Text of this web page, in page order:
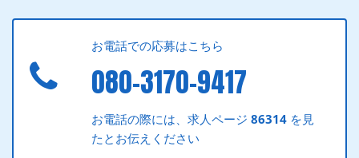
お電話での応募はこちら
080-3170-9417
お電話の際には、求人ページ86314 を見
たとお伝えください